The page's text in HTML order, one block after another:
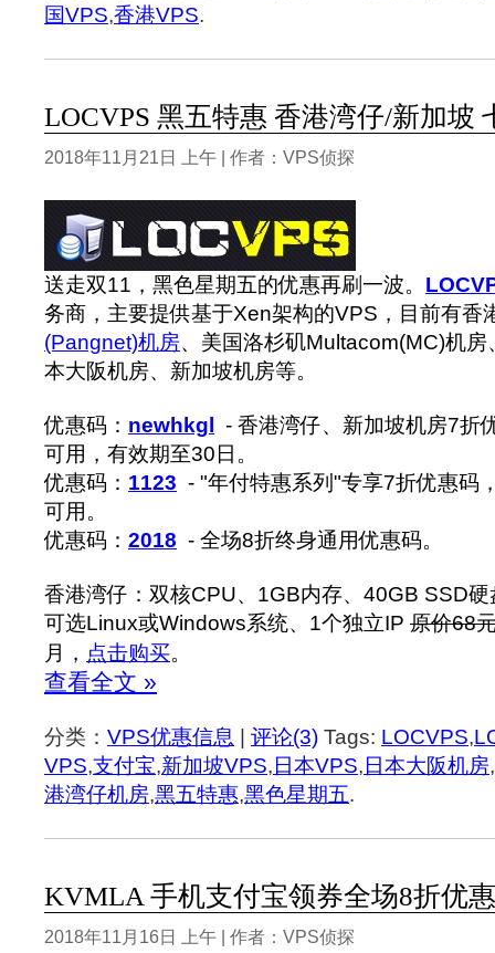
国VPS,香港VPS.
LOCVPS 黑五特惠 香港湾仔/新加坡
2018年11月21日 上午 | 作者：VPS侦探
送走双11，黑色星期五的优惠再刷一波。
务商，主要提供基于Xen架构的VPS，目前有香
(Pangnet)机房、美国洛杉矶Multacom(MC)机房
本大阪机房、新加坡机房等。
优惠码： newhkgl
- 香港湾仔、新加坡机房7折
可用，有效期至30日。
优惠码： 1123 - "年付特惠系列"专享7折优惠码
可用。
优惠码： 2018 - 全场8折终身通用优惠码。
香港湾仔：双核CPU、1GB内存、40GB SSD
可选Linux或Windows系统、1个独立IP 原价68
月， 点击购买。
查看全文 »
分类： VPS优惠信息 | 评论(3) Tags: LOCVPS,
VPS,支付宝,新加坡VPS,日本VPS,日本大阪机房,
港湾仔机房,黑五特惠,黑色星期五.
KVMLA 手机支付宝领券全场8折优
2018年11月16日 上午 | 作者：VPS侦探